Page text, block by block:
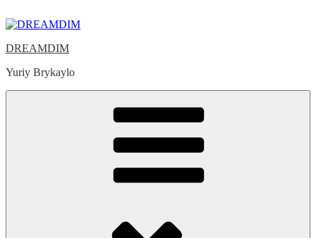
to
DREAMDIM
Yuriy Brykaylo